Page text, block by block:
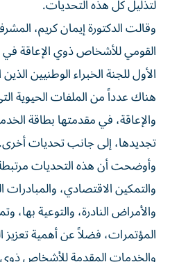
لتذليل كل هذه التحديات.
وقالت الدكتورة إيمان كريم،
القومي للأشخاص ذوي الإعاقة
الأول للجنة الخبراء الوطنيين
هناك عدداً من الملفات الحيوية
والإعاقة، في مقدمتها بطاقة
تجديدها، إلى جانب تحديات أخرى.
وأوضحت أن هذه التحديات
والتمكين الاقتصادي،
والأمراض النادرة، والتوعية
المؤتمرات، فضلاً عن أهمية تعزيز